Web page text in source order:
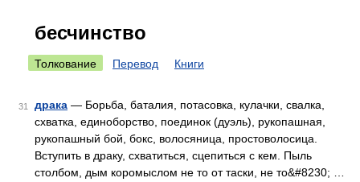
бесчинство
Толкование Перевод Книги
31 драка — Борьба, баталия, потасовка, кулачки, свалка,
схватка, единоборство, поединок (дуэль), рукопашная,
рукопашный бой, бокс, волосяница, простоволосица.
Вступить в драку, схватиться, сцепиться с кем. Пыль
столбом, дым коромыслом не то от таски, не то&#8230; …